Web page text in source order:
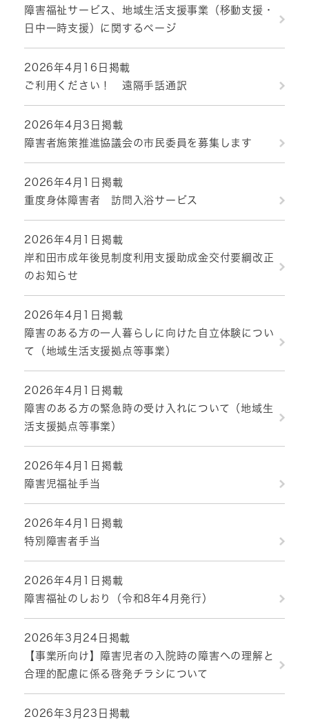
障害福祉サービス、地域生活支援事業（移動支援・
日中一時支援）に関するページ
2026年4月16日掲載
ご利用ください！ 遠隔手話通訳
2026年4月3日掲載
障害者施策推進協議会の市民委員を募集します
2026年4月1日掲載
重度身体障害者 訪問入浴サービス
2026年4月1日掲載
岸和田市成年後見制度利用支援助成金交付要綱改正
のお知らせ
2026年4月1日掲載
障害のある方の一人暮らしに向けた自立体験につい
て（地域生活支援拠点等事業）
2026年4月1日掲載
障害のある方の緊急時の受け入れについて（地域生
活支援拠点等事業）
2026年4月1日掲載
障害児福祉手当
2026年4月1日掲載
特別障害者手当
2026年4月1日掲載
障害福祉のしおり（令和8年4月発行）
2026年3月24日掲載
【事業所向け】障害児者の入院時の障害への理解と
合理的配慮に係る啓発チラシについて
2026年3月23日掲載